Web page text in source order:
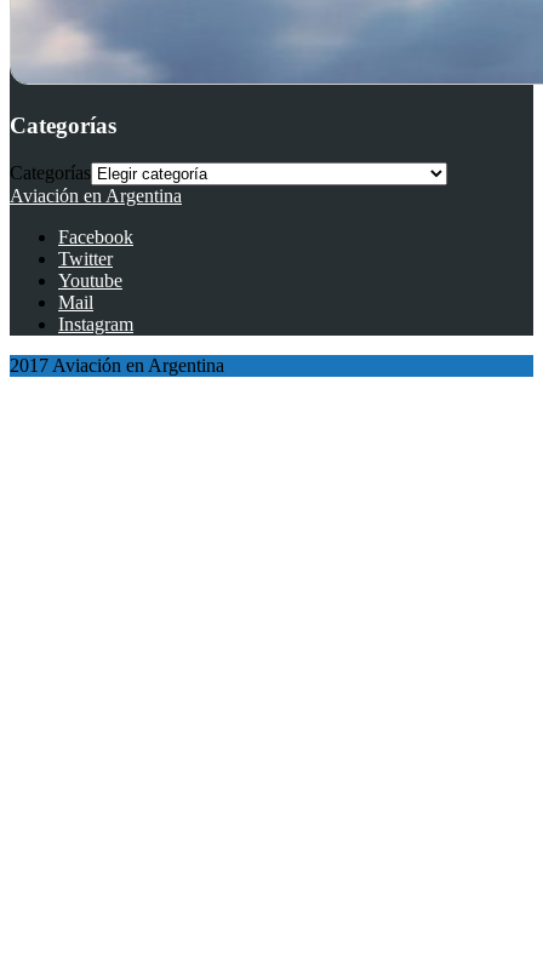
Categorías
Categorías
Aviación en Argentina
Facebook
Twitter
Youtube
Mail
Instagram
2017 Aviación en Argentina